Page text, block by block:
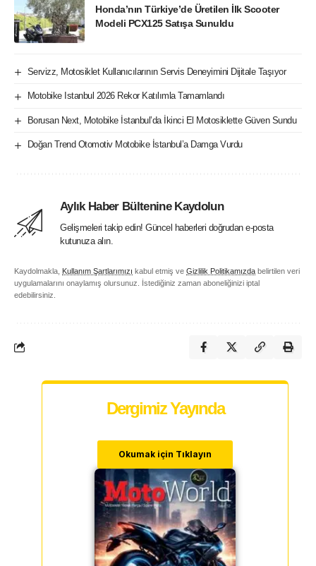
Honda’nın Türkiye’de Üretilen İlk Scooter
Modeli PCX125 Satışa Sunuldu
Servizz, Motosiklet Kullanıcılarının Servis Deneyimini Dijitale Taşıyor
Motobike Istanbul 2026 Rekor Katılımla Tamamlandı
Borusan Next, Motobike İstanbul’da İkinci El Motosiklette Güven Sundu
Doğan Trend Otomotiv Motobike İstanbul’a Damga Vurdu
Aylık Haber Bültenine Kaydolun
Gelişmeleri takip edin! Güncel haberleri doğrudan e-posta
kutunuza alın.
Kaydolmakla, Kullanım Şartlarımızı kabul etmiş ve Gizlilik Politikamızda belirtilen veri
uygulamalarını onaylamış olursunuz. İstediğiniz zaman aboneliğinizi iptal
edebilirsiniz.
Dergimiz Yayında
Okumak için Tıklayın